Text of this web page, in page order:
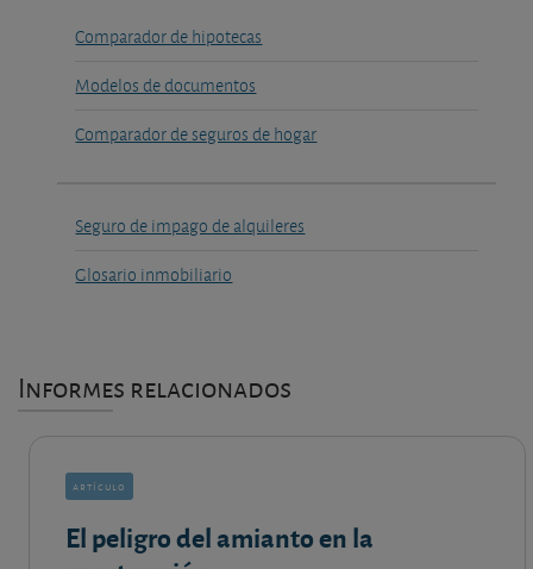
Comparador de hipotecas
Modelos de documentos
Comparador de seguros de hogar
Seguro de impago de alquileres
Glosario inmobiliario
Informes relacionados
artículo
El peligro del amianto en la